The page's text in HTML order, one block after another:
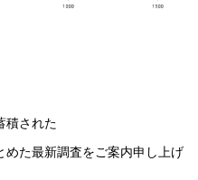
積された
た最新調査をご案内申し上げ